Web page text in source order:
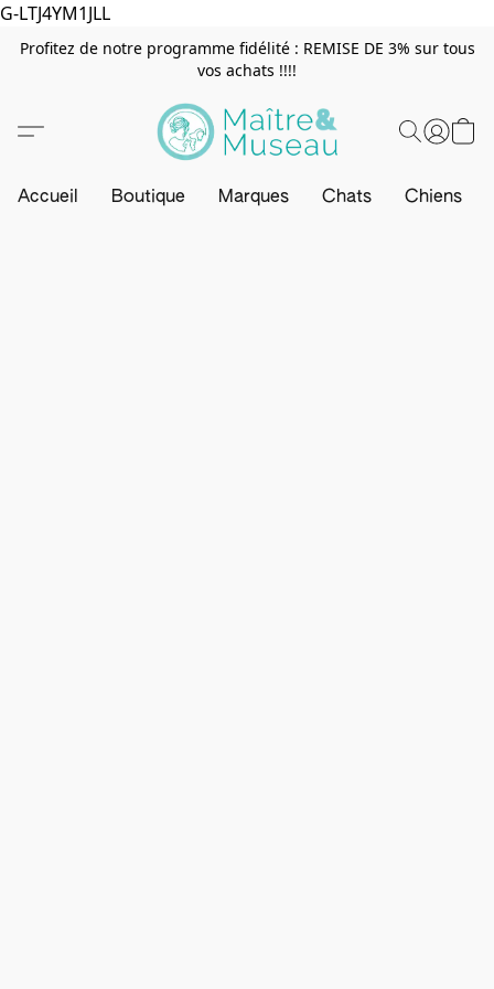
G-LTJ4YM1JLL
Profitez de notre programme fidélité : REMISE DE 3% sur tous
vos achats !!!!
Accueil Boutique Marques Chats Chiens